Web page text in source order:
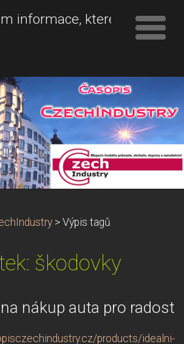
informace, které
> Výpis tagů
škodovky
nákup auta pro radost
products/idealni-